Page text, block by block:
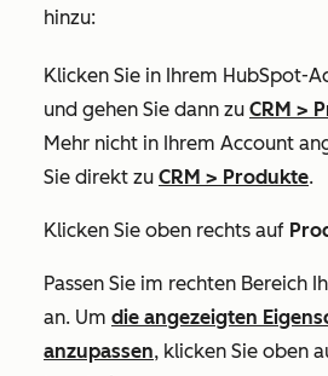
hinzu:
Klicken Sie in Ihrem HubSpot-
und gehen Sie dann zu CRM >
Mehr nicht in Ihrem Account
Sie direkt zu CRM > Produkte.
Klicken Sie oben rechts auf
Passen Sie im rechten Bereich
an. Um die angezeigten
anzupassen, klicken Sie oben